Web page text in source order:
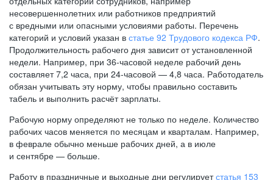
несовершеннолетних или работников предприятий
с вредными или опасными условиями работы. Перечень
категорий и условий указан в статье 92 Трудового кодекса РФ.
Продолжительность рабочего дня зависит от установленной
недели. Например, при 36-часовой неделе рабочий день
составляет 7,2 часа, при 24-часовой — 4,8 часа. Работодатель
обязан учитывать эту норму, чтобы правильно составить
табель и выполнить расчёт зарплаты.
Рабочую норму определяют не только по неделе. Количество
рабочих часов меняется по месяцам и кварталам. Например,
в феврале обычно меньше рабочих дней, а в июле
и сентябре — больше.
Работу в праздничные и выходные дни регулируетстатья 153